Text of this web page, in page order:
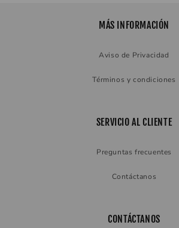
MÁS INFORMACIÓN
Aviso de Privacidad
Términos y condiciones
SERVICIO AL CLIENTE
Preguntas frecuentes
Contáctanos
CONTÁCTANOS